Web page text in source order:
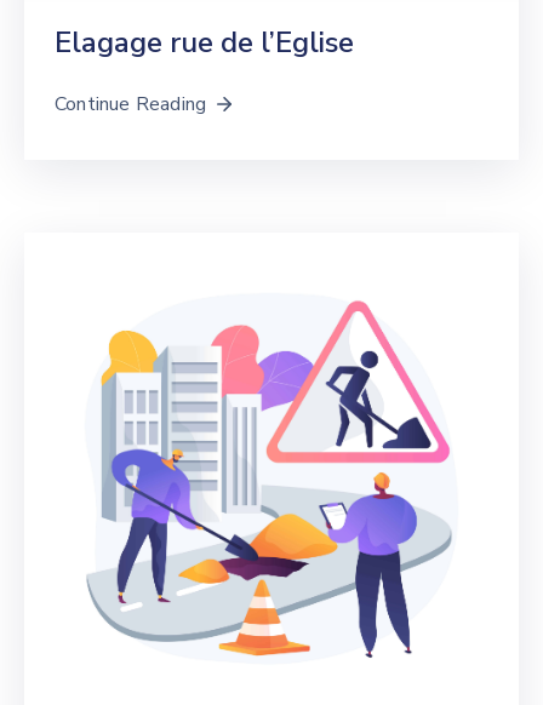
Elagage rue de l’Eglise
Continue Reading